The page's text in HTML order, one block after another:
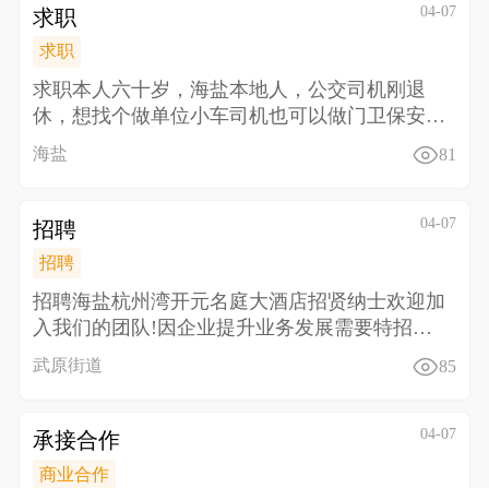
求职 04-07
求职
求职本人六十岁，海盐本地人，公交司机刚退
休，想找个做单位小车司机也可以 做门卫保安也
行， 做一休
海盐 81
招聘 04-07
招聘
招聘海盐杭州湾开元名庭大酒店招贤纳士欢迎加
入我们的团队! 因企业提升业务发展需要特招聘
以下工种
武原街道 85
承接合作 04-07
商业合作